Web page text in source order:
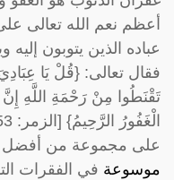
أعظم نعم الله تعالى
عباده الذين يتوبون إليه
فقال تعالى: {قُلْ يَا
تَقْنَطُوا مِنْ رَحْمَةِ اللَّهِ إِنَّ
على مجموعة من أفضل
موسوعة في الفقرات